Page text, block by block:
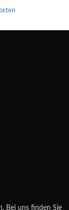
Bei uns finden Sie